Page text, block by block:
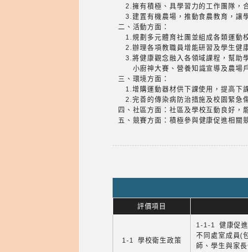
2.擁有積極、具學習力的工作團隊，
3.建置有機農場，推動食農教育，讓
二、活動方面：
1.規劃多元體育社團並組成各類運動
2.辦理各項教職員增能研習及學生健
3.將健康觀念融入各領域課程，幫助
小廚神大賽、營養知識宣導及農場戶
三、環境方面：
1.增購運動器材供下課使用，提高下
2.完善的傳染病防治措施及校園緊急
四、社區方面：社區及學校互動良好，
五、競賽方面：積極參與健康促進相關
評價項目
1-1 學校衛生政策
1-1-1 健康促
不同處室成員(
師、學生與家